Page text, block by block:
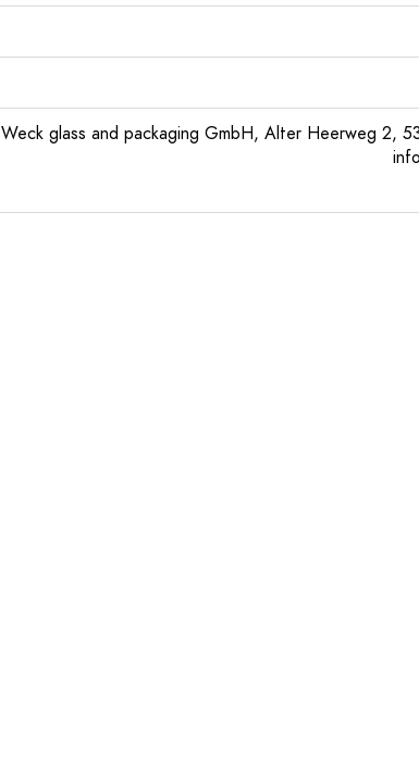
Weck glass and packaging GmbH, Alter Heerweg 2,